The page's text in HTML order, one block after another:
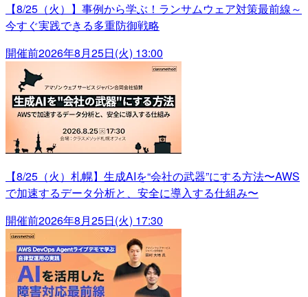
【8/25（火）】事例から学ぶ！ランサムウェア対策最前線～
今すぐ実践できる多重防御戦略
開催前2026年8月25日(火) 13:00
【8/25（火）札幌】生成AIを“会社の武器”にする方法〜AWS
で加速するデータ分析と、安全に導入する仕組み〜
開催前2026年8月25日(火) 17:30